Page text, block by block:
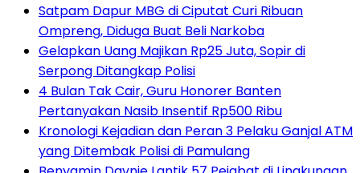
Satpam Dapur MBG di Ciputat Curi Ribuan
Ompreng, Diduga Buat Beli Narkoba
Gelapkan Uang Majikan Rp25 Juta, Sopir di
Serpong Ditangkap Polisi
4 Bulan Tak Cair, Guru Honorer Banten
Pertanyakan Nasib Insentif Rp500 Ribu
Kronologi Kejadian dan Peran 3 Pelaku Ganjal ATM
yang Ditembak Polisi di Pamulang